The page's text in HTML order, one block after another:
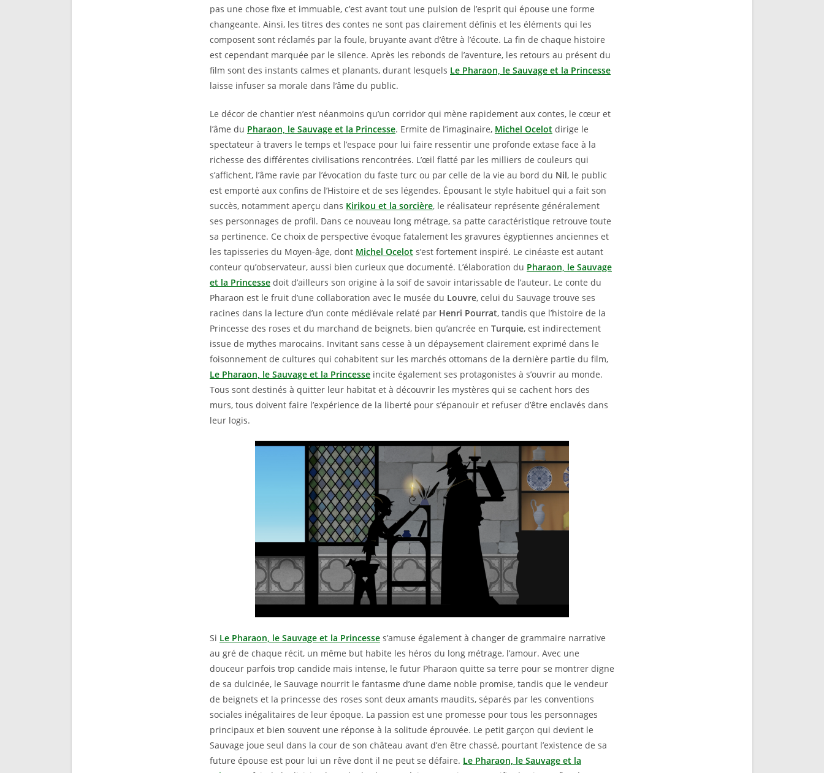
pas une chose fixe et immuable, c’est avant tout une pulsion de l’esprit qui épouse une forme
changeante. Ainsi, les titres des contes ne sont pas clairement définis et les éléments qui les
composent sont réclamés par la foule, bruyante avant d’être à l’écoute. La fin de chaque histoire
est cependant marquée par le silence. Après les rebonds de l’aventure, les retours au présent du
film sont des instants calmes et planants, durant lesquels Le Pharaon, le Sauvage et la Princesse
laisse infuser sa morale dans l’âme du public.
Le décor de chantier n’est néanmoins qu’un corridor qui mène rapidement aux contes, le cœur et
l’âme du Pharaon, le Sauvage et la Princesse. Ermite de l’imaginaire, Michel Ocelot dirige le
spectateur à travers le temps et l’espace pour lui faire ressentir une profonde extase face à la
richesse des différentes civilisations rencontrées. L’œil flatté par les milliers de couleurs qui
s’affichent, l’âme ravie par l’évocation du faste turc ou par celle de la vie au bord du Nil, le public
est emporté aux confins de l’Histoire et de ses légendes. Épousant le style habituel qui a fait son
succès, notamment aperçu dans Kirikou et la sorcière, le réalisateur représente généralement
ses personnages de profil. Dans ce nouveau long métrage, sa patte caractéristique retrouve toute
sa pertinence. Ce choix de perspective évoque fatalement les gravures égyptiennes anciennes et
les tapisseries du Moyen-âge, dont Michel Ocelot s’est fortement inspiré. Le cinéaste est autant
conteur qu’observateur, aussi bien curieux que documenté. L’élaboration du Pharaon, le Sauvage
et la Princesse doit d’ailleurs son origine à la soif de savoir intarissable de l’auteur. Le conte du
Pharaon est le fruit d’une collaboration avec le musée du Louvre, celui du Sauvage trouve ses
racines dans la lecture d’un conte médiévale relaté par Henri Pourrat, tandis que l’histoire de la
Princesse des roses et du marchand de beignets, bien qu’ancrée en Turquie, est indirectement
issue de mythes marocains. Invitant sans cesse à un dépaysement clairement exprimé dans le
foisonnement de cultures qui cohabitent sur les marchés ottomans de la dernière partie du film,
Le Pharaon, le Sauvage et la Princesse incite également ses protagonistes à s’ouvrir au monde.
Tous sont destinés à quitter leur habitat et à découvrir les mystères qui se cachent hors des
murs, tous doivent faire l’expérience de la liberté pour s’épanouir et refuser d’être enclavés dans
leur logis.
Si Le Pharaon, le Sauvage et la Princesse s’amuse également à changer de grammaire narrative
au gré de chaque récit, un même but habite les héros du long métrage, l’amour. Avec une
douceur parfois trop candide mais intense, le futur Pharaon quitte sa terre pour se montrer digne
de sa dulcinée, le Sauvage nourrit le fantasme d’une dame noble promise, tandis que le vendeur
de beignets et la princesse des roses sont deux amants maudits, séparés par les conventions
sociales inégalitaires de leur époque. La passion est une promesse pour tous les personnages
principaux et bien souvent une réponse à la solitude éprouvée. Le petit garçon qui devient le
Sauvage joue seul dans la cour de son château avant d’en être chassé, pourtant l’existence de sa
future épouse est pour lui un rêve dont il ne peut se défaire. Le Pharaon, le Sauvage et la